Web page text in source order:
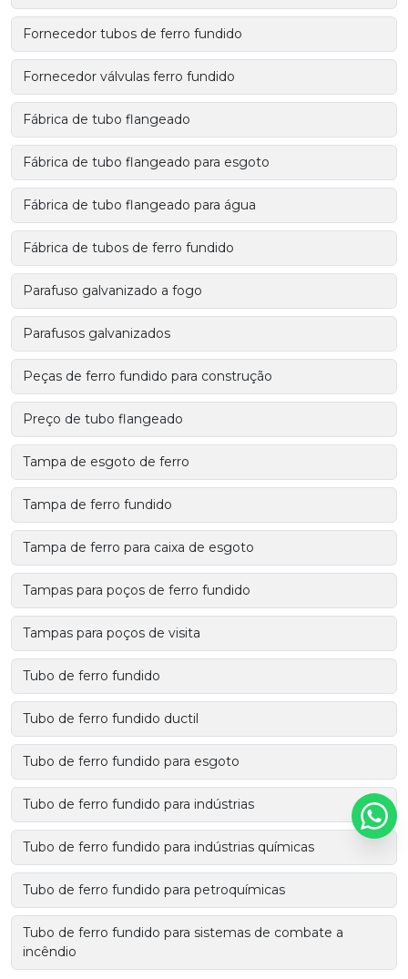
Fornecedor tubos de ferro fundido
Fornecedor válvulas ferro fundido
Fábrica de tubo flangeado
Fábrica de tubo flangeado para esgoto
Fábrica de tubo flangeado para água
Fábrica de tubos de ferro fundido
Parafuso galvanizado a fogo
Parafusos galvanizados
Peças de ferro fundido para construção
Preço de tubo flangeado
Tampa de esgoto de ferro
Tampa de ferro fundido
Tampa de ferro para caixa de esgoto
Tampas para poços de ferro fundido
Tampas para poços de visita
Tubo de ferro fundido
Tubo de ferro fundido ductil
Tubo de ferro fundido para esgoto
Tubo de ferro fundido para indústrias
Tubo de ferro fundido para indústrias químicas
Tubo de ferro fundido para petroquímicas
Tubo de ferro fundido para sistemas de combate a
incêndio